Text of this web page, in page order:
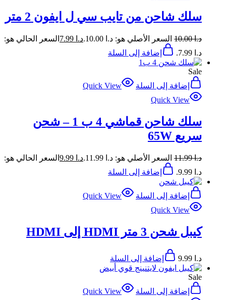
سلك شاحن من تايب سي ل ايفون 2 متر
د.ا10.00 السعر الأصلي هو: د.ا 10.00. د.ا
السعر الحالي هو:
د.ا 7.99.
إضافة إلى السلة
Sale
إضافة إلى السلة
Quick View
Quick View
سلك شاحن قماشي 4 ب 1 – شحن
سريع 65W
د.ا11.99 السعر الأصلي هو: د.ا 11.99. د.ا
السعر الحالي هو:
د.ا 9.99.
إضافة إلى السلة
إضافة إلى السلة
Quick View
Quick View
كيبل شحن 3 متر HDMI إلى HDMI
د.ا إضافة إلى السلة
Sale
إضافة إلى السلة
Quick View